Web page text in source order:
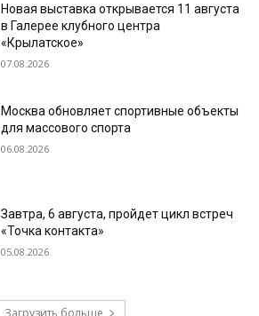
Новая выставка открывается 11 августа
в Галерее клубного центра
«Крылатское»
07.08.2026
Москва обновляет спортивные объекты
для массового спорта
06.08.2026
Завтра, 6 августа, пройдет цикл встреч
«Точка контакта»
05.08.2026
Загрузить больше